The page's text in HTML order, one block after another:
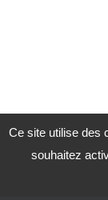
Ce site utilise des
souhaitez